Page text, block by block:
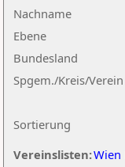
Nachname
Ebene
Sortierung
Bundesland
Spgem./Kreis/Verein
Vereinslisten:Wien